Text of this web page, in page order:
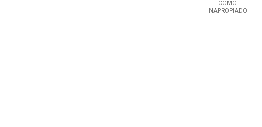
COMO
INAPROPIADO